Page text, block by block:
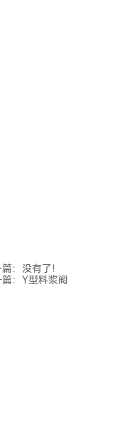
篇：没有了！
： Y型料浆阀